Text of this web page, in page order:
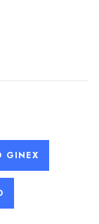
GINEX